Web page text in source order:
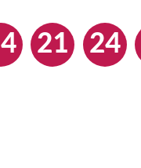
21 24